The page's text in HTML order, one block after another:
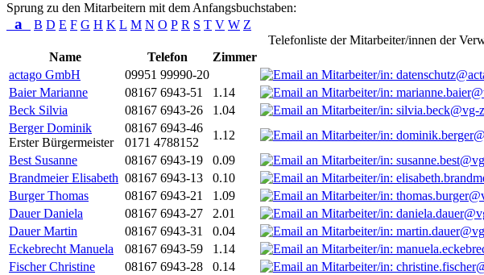
Sprung zu den Mitarbeitern mit dem Anfangsbuchstaben:
a B D E F G H K L M N O P R S T V W Z
Telefonliste der Mitarbeiter/innen der
Name
Telefon Zimmer
actago GmbH
09951 99990-20
Baier Marianne
08167 6943-51 1.14
Beck Silvia
08167 6943-26 1.04
Berger Dominik
Erster Bürgermeister
08167 6943-46
0171 4788152
1.12
Best Susanne
08167 6943-19 0.09
Brandmeier Elisabeth 08167 6943-13 0.10
Burger Thomas
08167 6943-21 1.09
Dauer Daniela
08167 6943-27 2.01
Dauer Martin
08167 6943-31 0.04
Eckebrecht Manuela
08167 6943-59 1.14
Fischer Christine
08167 6943-28 0.14